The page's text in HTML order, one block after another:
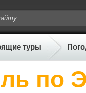
туры
по